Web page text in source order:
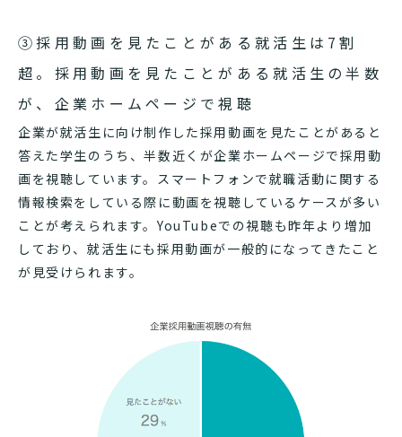
③採用動画を見たことがある就活生は7割
超。採用動画を見たことがある就活生の半数
が、企業ホームページで視聴
企業が就活生に向け制作した採用動画を見たことがあると
答えた学生のうち、半数近くが企業ホームページで採用動
画を視聴しています。スマートフォンで就職活動に関する
情報検索をしている際に動画を視聴しているケースが多い
ことが考えられます。YouTubeでの視聴も昨年より増加
しており、就活生にも採用動画が一般的になってきたこと
が見受けられます。